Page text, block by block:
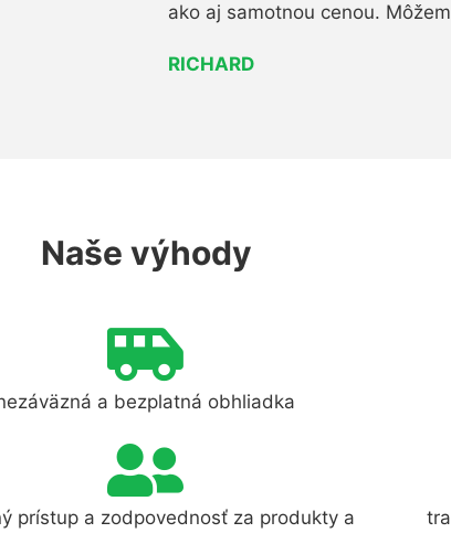
ako aj samotnou cenou.
RICHARD
Naše výhody
a bezplatná obhliadka
prístup a zodpovednosť za produkty a